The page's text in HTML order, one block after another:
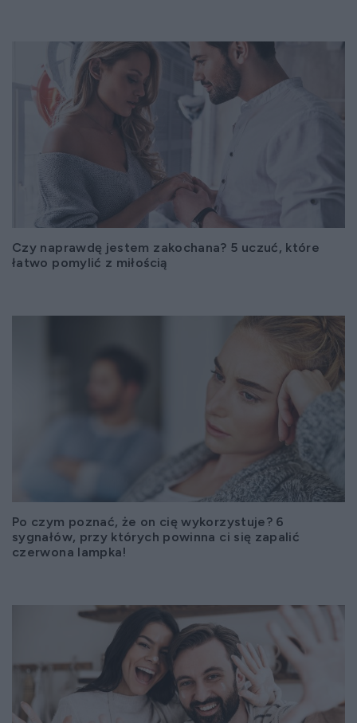
Czy naprawdę jestem zakochana? 5 uczuć, które
łatwo pomylić z miłością
Po czym poznać, że on cię wykorzystuje? 6
sygnałów, przy których powinna ci się zapalić
czerwona lampka!